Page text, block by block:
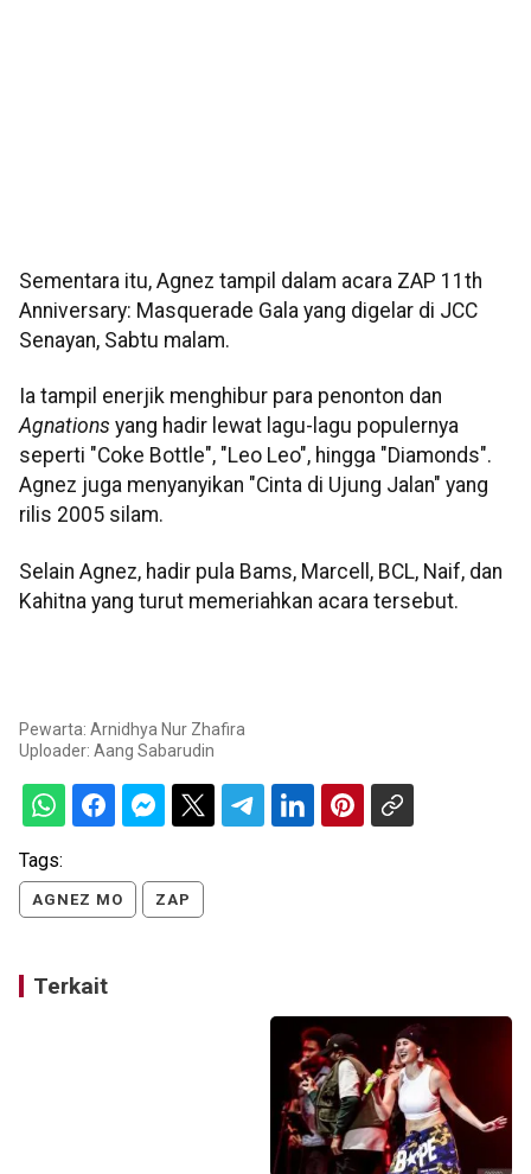
Sementara itu, Agnez tampil dalam acara ZAP 11th
Anniversary: Masquerade Gala yang digelar di JCC
Senayan, Sabtu malam.
Ia tampil enerjik menghibur para penonton dan
Agnations yang hadir lewat lagu-lagu populernya
seperti "Coke Bottle", "Leo Leo", hingga "Diamonds".
Agnez juga menyanyikan "Cinta di Ujung Jalan" yang
rilis 2005 silam.
Selain Agnez, hadir pula Bams, Marcell, BCL, Naif, dan
Kahitna yang turut memeriahkan acara tersebut.
Pewarta: Arnidhya Nur Zhafira
Uploader: Aang Sabarudin
Tags:
AGNEZ MO ZAP
Terkait